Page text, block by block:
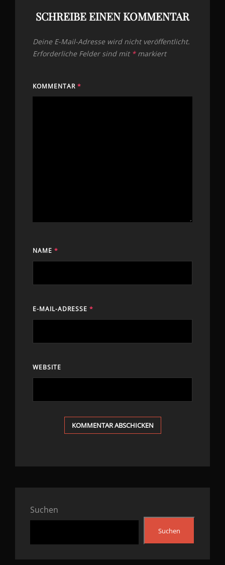
SCHREIBE EINEN KOMMENTAR
Deine E-Mail-Adresse wird nicht veröffentlicht.
Erforderliche Felder sind mit *markiert
KOMMENTAR *
NAME *
E-MAIL-ADRESSE *
WEBSITE
Suchen
Suchen